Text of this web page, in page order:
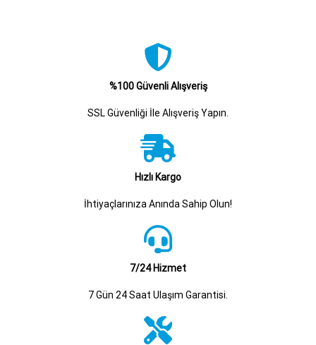
%100 Güvenli Alışveriş
SSL Güvenliği İle Alışveriş Yapın.
Hızlı Kargo
İhtiyaçlarınıza Anında Sahip Olun!
7/24 Hizmet
7 Gün 24 Saat Ulaşım Garantisi.